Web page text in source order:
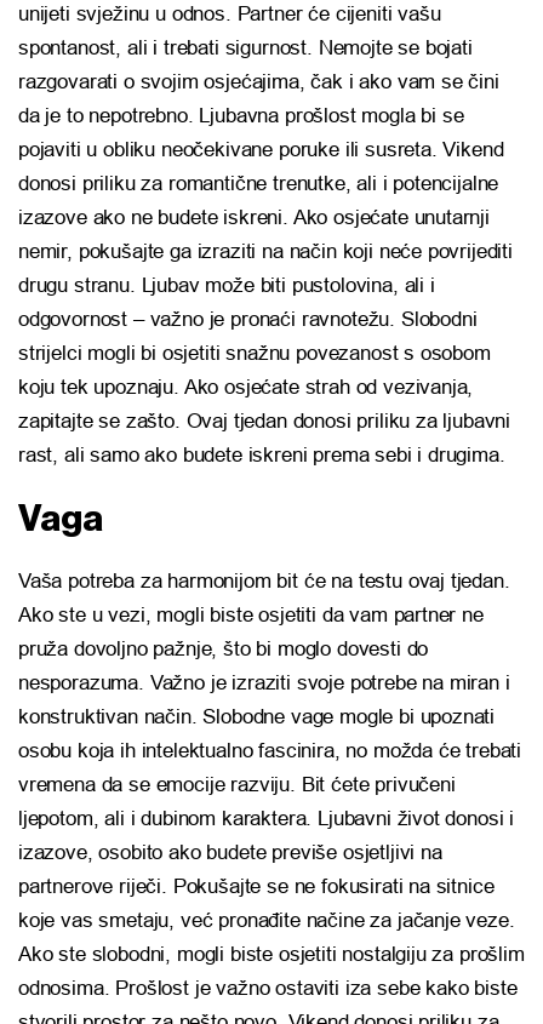
unijeti svježinu u odnos. Partner će cijeniti vašu
spontanost, ali i trebati sigurnost. Nemojte se bojati
razgovarati o svojim osjećajima, čak i ako vam se čini
da je to nepotrebno. Ljubavna prošlost mogla bi se
pojaviti u obliku neočekivane poruke ili susreta. Vikend
donosi priliku za romantične trenutke, ali i potencijalne
izazove ako ne budete iskreni. Ako osjećate unutarnji
nemir, pokušajte ga izraziti na način koji neće povrijediti
drugu stranu. Ljubav može biti pustolovina, ali i
odgovornost – važno je pronaći ravnotežu. Slobodni
strijelci mogli bi osjetiti snažnu povezanost s osobom
koju tek upoznaju. Ako osjećate strah od vezivanja,
zapitajte se zašto. Ovaj tjedan donosi priliku za ljubavni
rast, ali samo ako budete iskreni prema sebi i drugima.
Vaga
Vaša potreba za harmonijom bit će na testu ovaj tjedan.
Ako ste u vezi, mogli biste osjetiti da vam partner ne
pruža dovoljno pažnje, što bi moglo dovesti do
nesporazuma. Važno je izraziti svoje potrebe na miran i
konstruktivan način. Slobodne vage mogle bi upoznati
osobu koja ih intelektualno fascinira, no možda će trebati
vremena da se emocije razviju. Bit ćete privučeni
ljepotom, ali i dubinom karaktera. Ljubavni život donosi i
izazove, osobito ako budete previše osjetljivi na
partnerove riječi. Pokušajte se ne fokusirati na sitnice
koje vas smetaju, već pronađite načine za jačanje veze.
Ako ste slobodni, mogli biste osjetiti nostalgiju za prošlim
odnosima. Prošlost je važno ostaviti iza sebe kako biste